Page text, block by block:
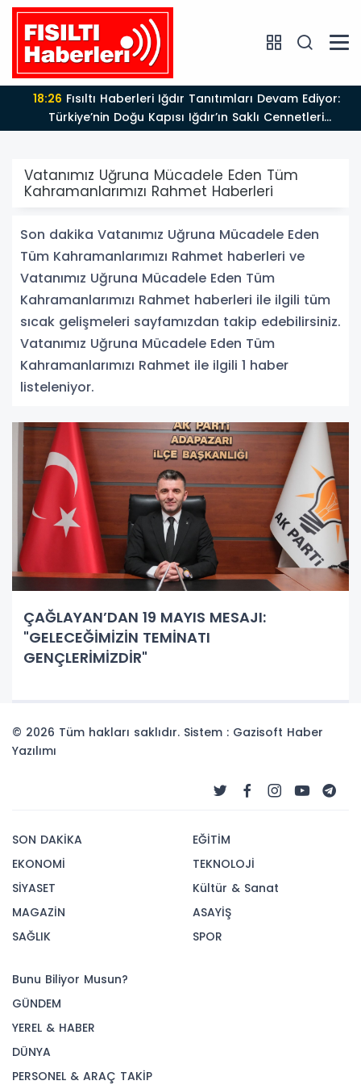
18:26Fısıltı Haberleri Iğdır Tanıtımları Devam Ediyor:
Türkiye’nin Doğu Kapısı Iğdır’ın Saklı Cennetleri
Keşfedilmeyi Bekliyor
Vatanımız Uğruna Mücadele Eden Tüm
Kahramanlarımızı Rahmet Haberleri
Son dakika Vatanımız Uğruna Mücadele Eden
Tüm Kahramanlarımızı Rahmet haberleri ve
Vatanımız Uğruna Mücadele Eden Tüm
Kahramanlarımızı Rahmet haberleri ile ilgili tüm
sıcak gelişmeleri sayfamızdan takip edebilirsiniz.
Vatanımız Uğruna Mücadele Eden Tüm
Kahramanlarımızı Rahmet ile ilgili 1 haber
listeleniyor.
ÇAĞLAYAN’DAN 19 MAYIS MESAJI:
"GELECEĞİMİZİN TEMİNATI
GENÇLERİMİZDİR"
© 2026 Tüm hakları saklıdır. Sistem : Gazisoft Haber
Yazılımı
SON DAKİKA
EKONOMİ
SİYASET
MAGAZİN
SAĞLIK
EĞİTİM
TEKNOLOJİ
Kültür & Sanat
ASAYİŞ
SPOR
Bunu Biliyor Musun?
GÜNDEM
YEREL & HABER
DÜNYA
PERSONEL & ARAÇ TAKİP